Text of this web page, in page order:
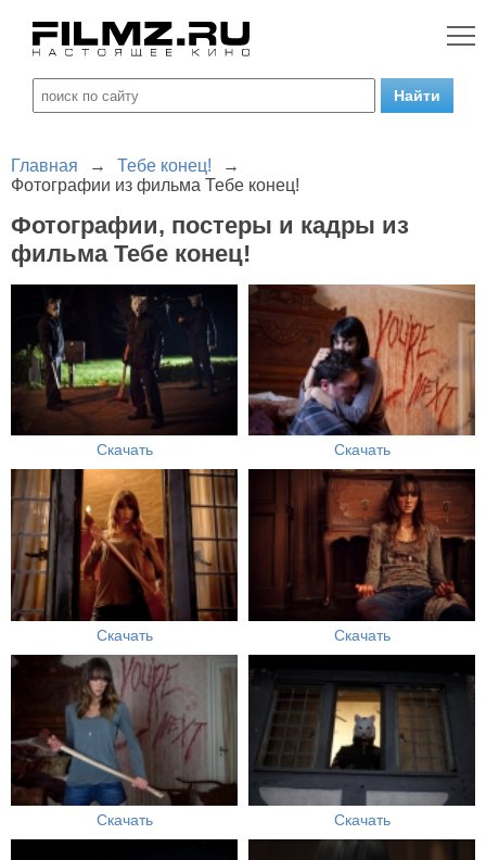
Главная → Тебе конец!
→
Фотографии из фильма Тебе конец!
Фотографии, постеры и кадры из
фильма Тебе конец!
Скачать Скачать
Скачать Скачать
Скачать Скачать